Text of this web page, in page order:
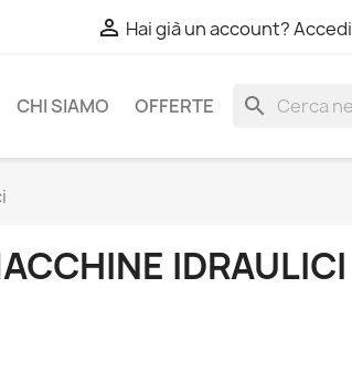
 Hai già un account? Accedi
CHI SIAMO OFFERTE search
IDRAULICI